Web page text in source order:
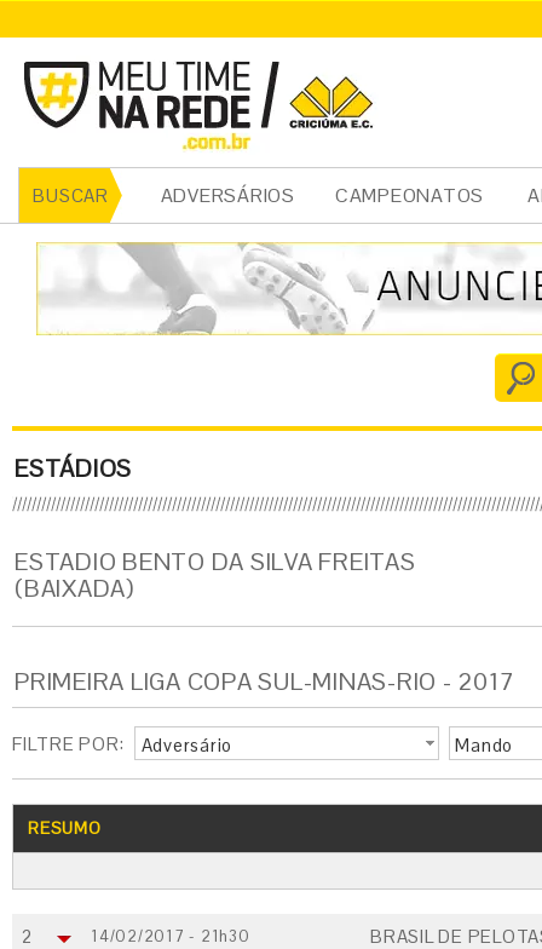
BUSCAR ADVERSÁRIOS CAMPEONATOS
ESTÁDIOS
ESTADIO BENTO DA SILVA FREITAS
(BAIXADA)
PRIMEIRA LIGA COPA SUL-MINAS-RIO - 2017
FILTRE POR: Adversário Mando
RESUMO
2 14/02/2017 - 21h30 BRASIL DE